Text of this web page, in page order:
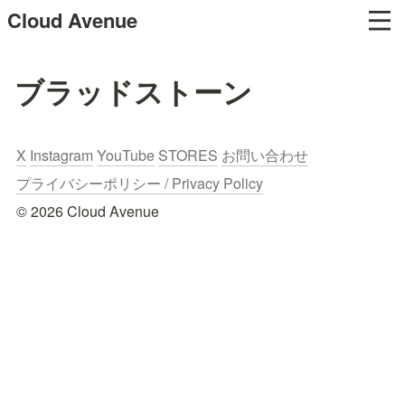
Cloud Avenue
ブラッドストーン
X Instagram YouTube STORES お問い合わせ
プライバシーポリシー / Privacy Policy
© 2026 Cloud Avenue